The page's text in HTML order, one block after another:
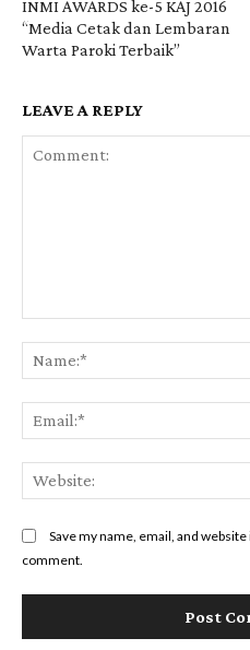
INMI AWARDS ke-5 KAJ 2016
“Media Cetak dan Lembaran
Warta Paroki Terbaik”
LEAVE A REPLY
Save my name, email, and
comment.